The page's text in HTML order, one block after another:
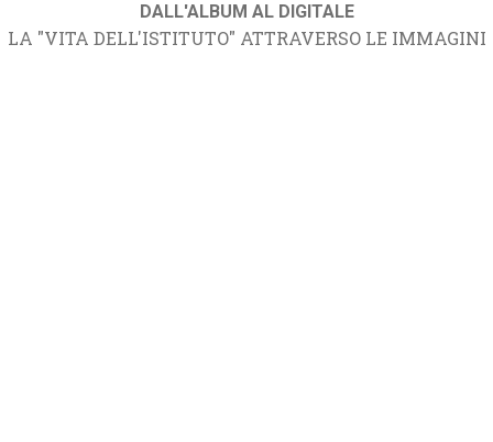
DALL'ALBUM AL DIGITALE
LA "VITA DELL'ISTITUTO" ATTRAVERSO LE IMMAGINI